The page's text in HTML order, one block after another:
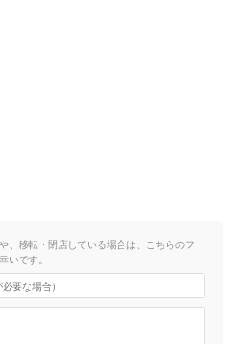
、移転・閉店している場合は、こちらのフ
いです。